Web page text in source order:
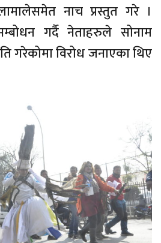
नाच प्रस्तुत गरे ।
गर्दै नेताहरुले सोनाम
गरेकोमा विरोध जनाएका थिए